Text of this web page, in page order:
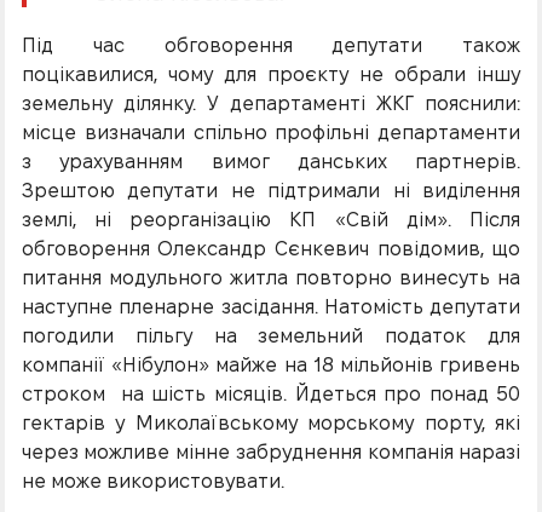
Під час обговорення депутати також
поцікавилися, чому для проєкту не обрали іншу
земельну ділянку. У департаменті ЖКГ пояснили:
місце визначали спільно профільні департаменти
з урахуванням вимог данських партнерів.
Зрештою депутати не підтримали ні виділення
землі, ні реорганізацію КП «Свій дім». Після
обговорення Олександр Сєнкевич повідомив, що
питання модульного житла повторно винесуть на
наступне пленарне засідання. Натомість депутати
погодили пільгу на земельний податок для
компанії «Нібулон» майже на 18 мільйонів гривень
строком на шість місяців. Йдеться про понад 50
гектарів у Миколаївському морському порту, які
через можливе мінне забруднення компанія наразі
не може використовувати.